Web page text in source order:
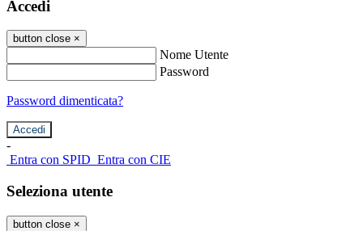
Accedi
button close ×
Nome Utente
Password
Password dimenticata?
-
Entra con SPID Entra con CIE
Seleziona utente
button close ×